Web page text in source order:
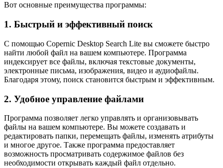
Вот основные преимущества программы:
1. Быстрый и эффективный поиск
С помощью Copernic Desktop Search Lite вы сможете быстро
найти любой файл на вашем компьютере. Программа
индексирует все файлы, включая текстовые документы,
электронные письма, изображения, видео и аудиофайлы.
Благодаря этому, поиск становится быстрым и эффективным.
2. Удобное управление файлами
Программа позволяет легко управлять и организовывать
файлы на вашем компьютере. Вы можете создавать и
редактировать папки, перемещать файлы, изменять атрибуты
и многое другое. Также программа предоставляет
возможность просматривать содержимое файлов без
необходимости открывать каждый файл отдельно.